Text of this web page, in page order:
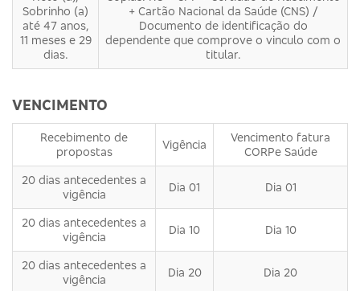
Sobrinho (a)
até 47 anos,
11 meses e 29
dias.
+ Cartão Nacional da Saúde (CNS) /
Documento de identificação do
dependente que comprove o vinculo com o
titular.
VENCIMENTO
Recebimento de
propostas
Vigência
Vencimento fatura
CORPe Saúde
20 dias antecedentes a
vigência
Dia 01 Dia 01
20 dias antecedentes a
vigência
Dia 10 Dia 10
20 dias antecedentes a
vigência
Dia 20 Dia 20